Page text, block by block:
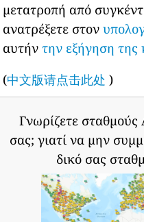
μετατροπή από
ανατρέξετε στον
αυτήντην εξήγηση της
(中文版请点击此处 )
Γνωρίζετε
σας; γιατί να μην
δικό σας